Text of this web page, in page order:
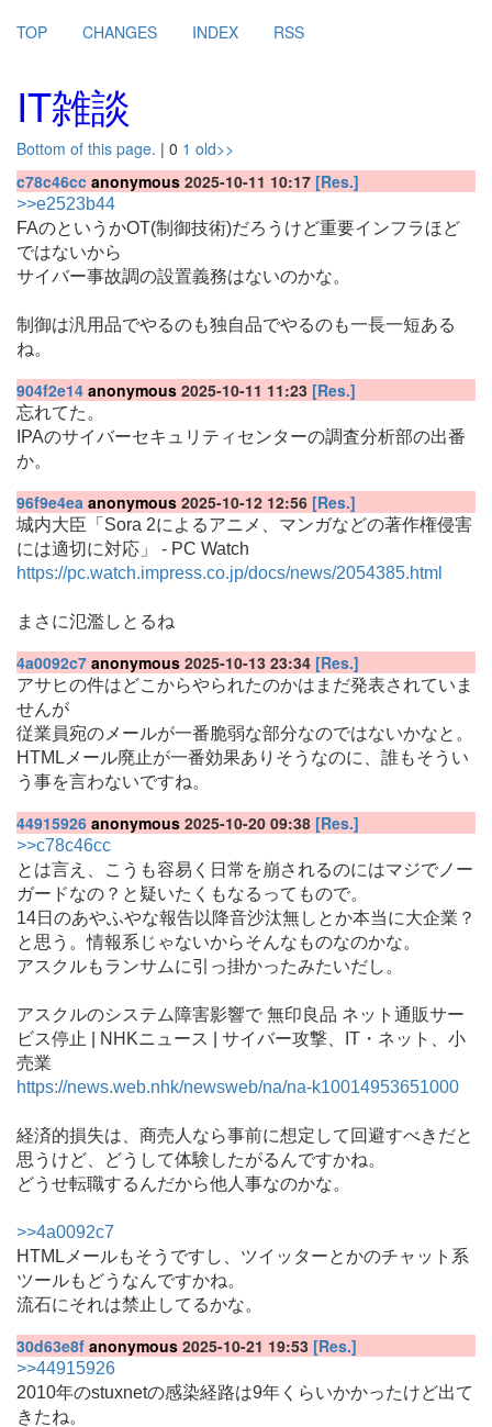
TOP CHANGES INDEX RSS
IT雑談
Bottom of this page. | 0 1 old>>
c78c46cc anonymous 2025-10-11 10:17 [Res.]
>>e2523b44
FAのというかOT(制御技術)だろうけど重要インフラほど
ではないから
サイバー事故調の設置義務はないのかな。
制御は汎用品でやるのも独自品でやるのも一長一短ある
ね。
904f2e14 anonymous 2025-10-11 11:23 [Res.]
忘れてた。
IPAのサイバーセキュリティセンターの調査分析部の出番
か。
96f9e4ea anonymous 2025-10-12 12:56 [Res.]
城内大臣「Sora 2によるアニメ、マンガなどの著作権侵害
には適切に対応」 - PC Watch
https://pc.watch.impress.co.jp/docs/news/2054385.html
まさに氾濫しとるね
4a0092c7 anonymous 2025-10-13 23:34 [Res.]
アサヒの件はどこからやられたのかはまだ発表されていま
せんが
従業員宛のメールが一番脆弱な部分なのではないかなと。
HTMLメール廃止が一番効果ありそうなのに、誰もそうい
う事を言わないですね。
44915926 anonymous 2025-10-20 09:38 [Res.]
>>c78c46cc
とは言え、こうも容易く日常を崩されるのにはマジでノー
ガードなの？と疑いたくもなるってもので。
14日のあやふやな報告以降音沙汰無しとか本当に大企業？
と思う。情報系じゃないからそんなものなのかな。
アスクルもランサムに引っ掛かったみたいだし。
アスクルのシステム障害影響で 無印良品 ネット通販サー
ビス停止 | NHKニュース | サイバー攻撃、IT・ネット、小
売業
https://news.web.nhk/newsweb/na/na-k10014953651000
経済的損失は、商売人なら事前に想定して回避すべきだと
思うけど、どうして体験したがるんですかね。
どうせ転職するんだから他人事なのかな。
>>4a0092c7
HTMLメールもそうですし、ツイッターとかのチャット系
ツールもどうなんですかね。
流石にそれは禁止してるかな。
30d63e8f anonymous 2025-10-21 19:53 [Res.]
>>44915926
2010年のstuxnetの感染経路は9年くらいかかったけど出て
きたね。